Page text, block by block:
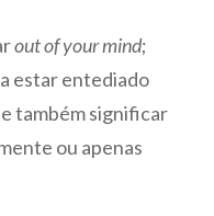
out of your mind;
estar entediado
também significar
ou apenas